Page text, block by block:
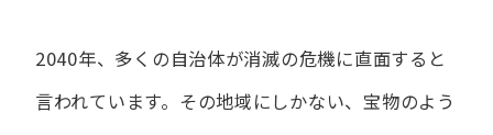
2040年、多くの自治体が消滅の危機に直面すると
言われています。 その地域にしかない、宝物のよう